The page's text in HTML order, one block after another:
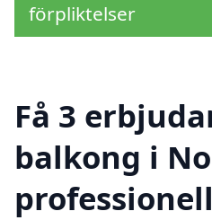
förpliktelser
Få 3
balkong i